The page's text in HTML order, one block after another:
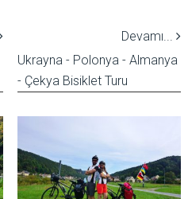
Devamı...
Ukrayna - Polonya - Almanya
- Çekya Bisiklet Turu